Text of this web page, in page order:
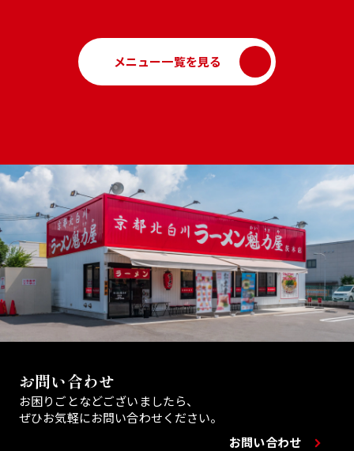
メニュー一覧を見る
お問い合わせ
お困りごとなどございましたら、
ぜひお気軽にお問い合わせください。
お問い合わせ